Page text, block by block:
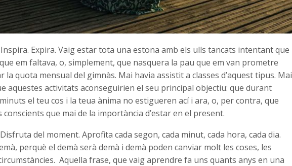
Expira. Vaig estar tota una estona amb els ulls tancats intentant que
em faltava, o, simplement, que nasquera la pau que em van prometre
la quota mensual del gimnàs. Mai havia assistit a classes d’aquest tipus. Mai
aquestes activitats aconseguirien el seu principal objectiu: que durant
el teu cos i la teua ànima no estigueren ací i ara, o, per contra, que
que mai de la importància d’estar en el present.
del moment. Aprofita cada segon, cada minut, cada hora, cada dia.
perquè el demà serà demà i demà poden canviar molt les coses, les
Aquella frase, que vaig aprendre fa uns quants anys en una